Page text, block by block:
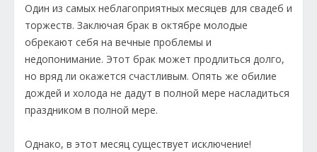
Один из самых неблагоприятных месяцев для свадеб и
торжеств. Заключая брак в октябре молодые
обрекают себя на вечные проблемы и
недопонимание. Этот брак может продлиться долго,
но вряд ли окажется счастливым. Опять же обилие
дождей и холода не дадут в полной мере насладиться
праздником в полной мере.
Однако, в этот месяц существует исключение!